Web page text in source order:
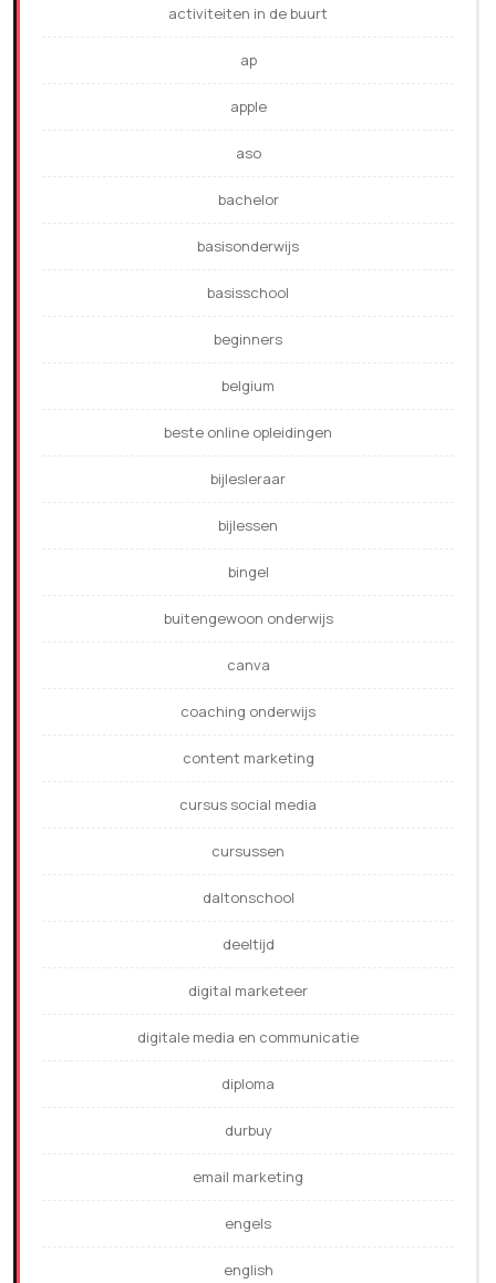
activiteiten in de buurt
ap
apple
aso
bachelor
basisonderwijs
basisschool
beginners
belgium
beste online opleidingen
bijlesleraar
bijlessen
bingel
buitengewoon onderwijs
canva
coaching onderwijs
content marketing
cursus social media
cursussen
daltonschool
deeltijd
digital marketeer
digitale media en communicatie
diploma
durbuy
email marketing
engels
english